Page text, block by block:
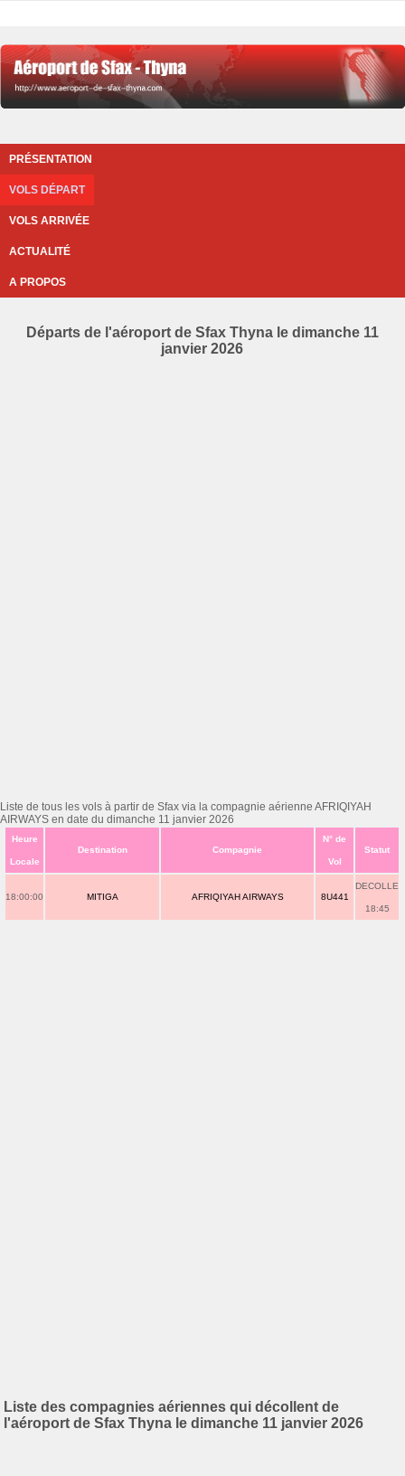
PRÉSENTATION
VOLS DÉPART
VOLS ARRIVÉE
ACTUALITÉ
A PROPOS
Départs de l'aéroport de Sfax Thyna le dimanche 11
janvier 2026
Liste de tous les vols à partir de Sfax via la compagnie aérienne AFRIQIYAH
AIRWAYS en date du dimanche 11 janvier 2026
Heure
Locale
Destination Compagnie
N° de
Vol
Statut
18:00:00 MITIGA AFRIQIYAH AIRWAYS 8U441
DECOLLE
18:45
Liste des compagnies aériennes qui décollent de
l'aéroport de Sfax Thyna le dimanche 11 janvier 2026